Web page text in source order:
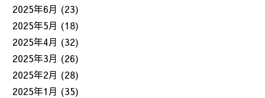
2025年6月 (23)
2025年5月 (18)
2025年4月 (32)
2025年3月 (26)
2025年2月 (28)
2025年1月 (35)